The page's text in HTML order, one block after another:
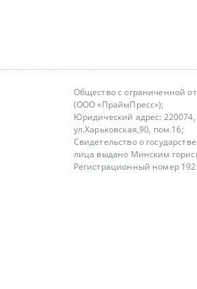
Общество с ограниченной
(ООО «ПраймПресс»);
Юридический адрес:
ул.Харьковская,90, пом.16;
Свидетельство о
лица выдано Минским
Регистрационный номер